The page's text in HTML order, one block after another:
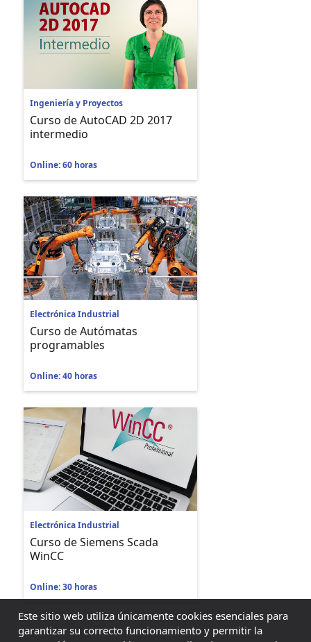
Ingeniería y Proyectos
Curso de AutoCAD 2D 2017
intermedio
Online: 60 horas
Electrónica Industrial
Curso de Autómatas
programables
Online: 40 horas
Electrónica Industrial
Curso de Siemens Scada
WinCC
Online: 30 horas
Este sitio web utiliza únicamente cookies esenciales para
garantizar su correcto funcionamiento y permitir la